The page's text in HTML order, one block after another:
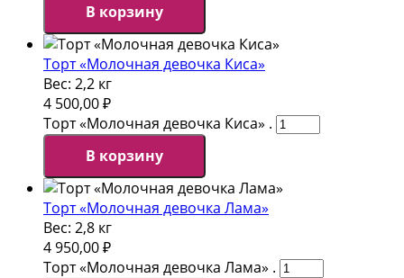
В корзину
Торт «Молочная девочка Киса»
Вес: 2,2 кг
4 500,00₽
Торт «Молочная девочка Киса» .
В корзину
Торт «Молочная девочка Лама»
Вес: 2,8 кг
4 950,00₽
Торт «Молочная девочка Лама» .